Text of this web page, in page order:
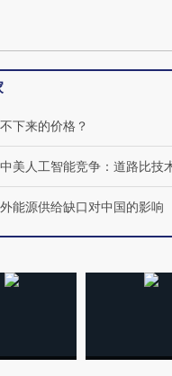
万
下来的价格？
中美人工智能竞争：道路比技
能源供给缺口对中国的影响